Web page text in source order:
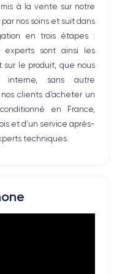
rapide
de SIM
opérateurs
à la vente sur notre
nos soins et suit dans
en trois étapes :
experts sont ainsi les
le produit, que nous
interne, sans autre
clients d’acheter un
en France,
et d’un service après-
techniques.